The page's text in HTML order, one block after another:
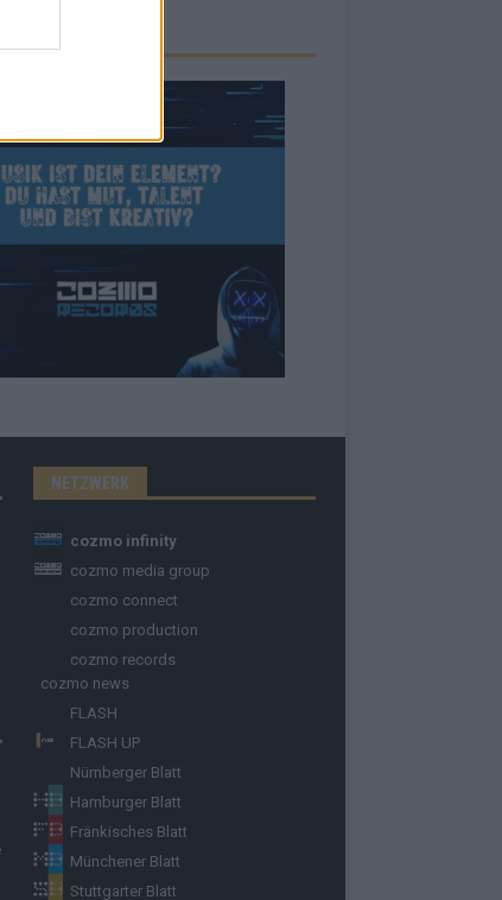
NETZWERK
cozmo infinity
cozmo media group
cozmo connect
cozmo production
cozmo records
cozmo news
FLASH
FLASH UP
Nürnberger Blatt
Hamburger Blatt
Fränkisches Blatt
Münchener Blatt
Stuttgarter Blatt